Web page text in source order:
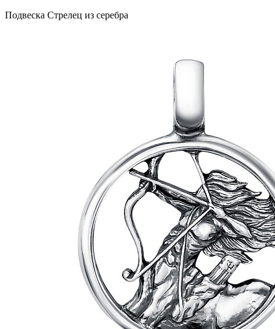
Подвеска Стрелец из серебра